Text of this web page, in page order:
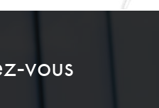
vous